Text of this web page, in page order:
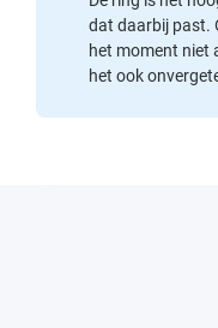
dat daarbij past.
het moment niet
het ook